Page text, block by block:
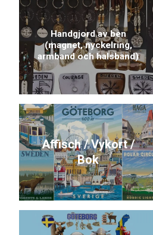
Handgjord av ben
(magnet, nyckelring,
armband och halsband)
Affisch / Vykort /
Bok